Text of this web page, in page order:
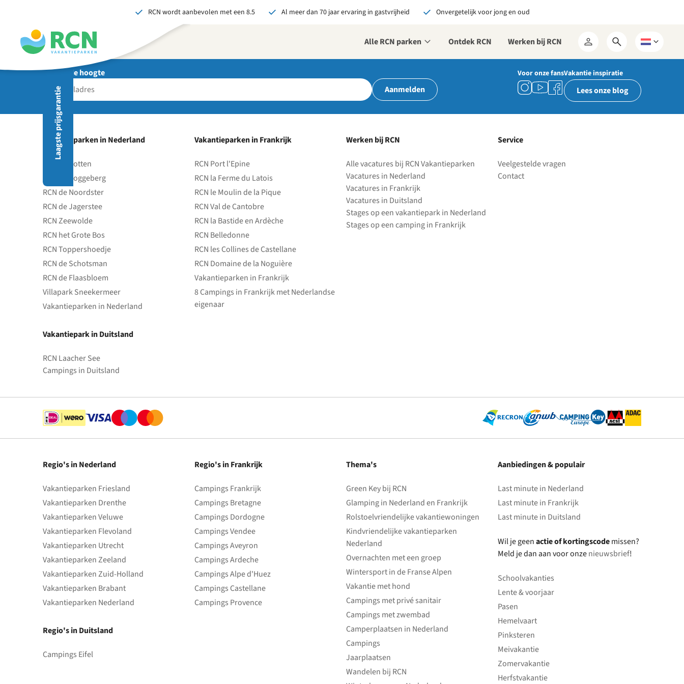
hoofdnavigatie
hoofdinhoud
voettekstinhoud
RCN wordt aanbevolen met een 8.5 Al meer dan 70 jaar ervaring in gastvrijheid Onvergetelijk voor jong en oud
Alle RCN parken Ontdek RCN Werken bij RCN
Mijn
RCN
Open
zoekformulier
Kies
een
Laagste prijsgarantie
De beste prijsgarantie
Exclusieve voordelen
Persoonlijk contact
Blijf op de hoogte
Aanmelden
Voor onze fansVakantie inspiratie
Lees onze blog
Vakantieparken in Nederland
RCN de Potten
RCN de Roggeberg
RCN de Noordster
RCN de Jagerstee
RCN Zeewolde
RCN het Grote Bos
RCN Toppershoedje
RCN de Schotsman
RCN de Flaasbloem
Villapark Sneekermeer
Vakantieparken in Nederland
Vakantiepark in Duitsland
RCN Laacher See
Campings in Duitsland
Vakantieparken in Frankrijk
RCN Port l'Epine
RCN la Ferme du Latois
RCN le Moulin de la Pique
RCN Val de Cantobre
RCN la Bastide en Ardèche
RCN Belledonne
RCN les Collines de Castellane
RCN Domaine de la Noguière
Vakantieparken in Frankrijk
8 Campings in Frankrijk met Nederlandse
eigenaar
Werken bij RCN
Alle vacatures bij RCN Vakantieparken
Vacatures in Nederland
Vacatures in Frankrijk
Vacatures in Duitsland
Stages op een vakantiepark in Nederland
Stages op een camping in Frankrijk
Service
Veelgestelde vragen
Contact
Regio's in Nederland
Vakantieparken Friesland
Vakantieparken Drenthe
Vakantieparken Veluwe
Vakantieparken Flevoland
Vakantieparken Utrecht
Vakantieparken Zeeland
Vakantieparken Zuid-Holland
Vakantieparken Brabant
Vakantieparken Nederland
Regio's in Duitsland
Campings Eifel
Regio's in Frankrijk
Campings Frankrijk
Campings Bretagne
Campings Dordogne
Campings Vendee
Campings Aveyron
Campings Ardeche
Campings Alpe d'Huez
Campings Castellane
Campings Provence
Thema's
Green Key bij RCN
Glamping in Nederland en Frankrijk
Rolstoelvriendelijke vakantiewoningen
Kindvriendelijke vakantieparken
Nederland
Overnachten met een groep
Wintersport in de Franse Alpen
Vakantie met hond
Campings met privé sanitair
Campings met zwembad
Camperplaatsen in Nederland
Campings
Jaarplaatsen
Wandelen bij RCN
Aanbiedingen & populair
Last minute in Nederland
Last minute in Frankrijk
Last minute in Duitsland
Wil je geenactie of kortingscodemissen?
Meld je dan aan voor onzenieuwsbrief!
Schoolvakanties
Lente & voorjaar
Pasen
Hemelvaart
Pinksteren
Meivakantie
Zomervakantie
Herfstvakantie